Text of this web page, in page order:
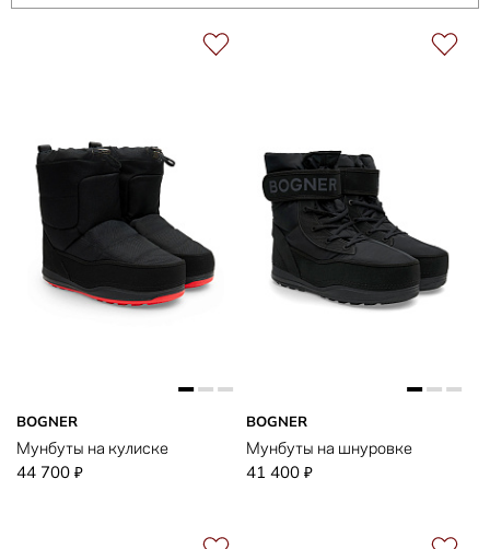
BOGNER
Мунбуты на кулиске
44 700 ₽
BOGNER
Мунбуты на шнуровке
41 400 ₽